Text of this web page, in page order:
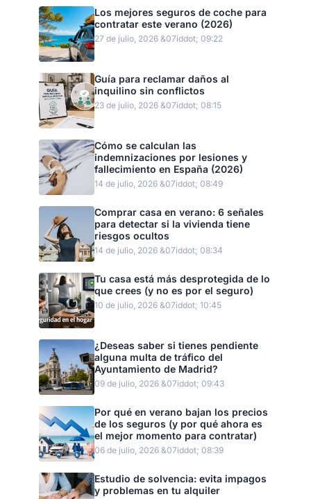
Los mejores seguros de coche para
contratar este verano (2026)
27 de julio, 2026 &07iddot; 09:22
Guía para reclamar daños al
inquilino sin conflictos
23 de julio, 2026 &07iddot; 08:15
Cómo se calculan las
indemnizaciones por lesiones y
fallecimiento en España (2026)
14 de julio, 2026 &07iddot; 08:49
Comprar casa en verano: 6 señales
para detectar si la vivienda tiene
riesgos ocultos
14 de julio, 2026 &07iddot; 08:34
Tu casa está más desprotegida de lo
que crees (y no es por el seguro)
10 de julio, 2026 &07iddot; 10:45
¿Deseas saber si tienes pendiente
alguna multa de tráfico del
Ayuntamiento de Madrid?
09 de julio, 2026 &07iddot; 09:43
Por qué en verano bajan los precios
de los seguros (y por qué ahora es
el mejor momento para contratar)
06 de julio, 2026 &07iddot; 08:39
Estudio de solvencia: evita impagos
y problemas en tu alquiler